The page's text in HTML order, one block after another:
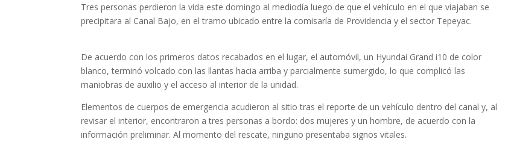
Tres personas perdieron la vida este domingo al mediodía luego de que el vehículo en el que viajaban se
precipitara al Canal Bajo, en el tramo ubicado entre la comisaría de Providencia y el sector Tepeyac.
De acuerdo con los primeros datos recabados en el lugar, el automóvil, un Hyundai Grand i10 de color
blanco, terminó volcado con las llantas hacia arriba y parcialmente sumergido, lo que complicó las
maniobras de auxilio y el acceso al interior de la unidad.
Elementos de cuerpos de emergencia acudieron al sitio tras el reporte de un vehículo dentro del canal y, al
revisar el interior, encontraron a tres personas a bordo: dos mujeres y un hombre, de acuerdo con la
información preliminar. Al momento del rescate, ninguno presentaba signos vitales.